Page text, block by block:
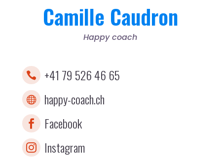
Camille Caudron
Happy coach
 +41 79 526 46 65
 happy-coach.ch
 Facebook
 Instagram